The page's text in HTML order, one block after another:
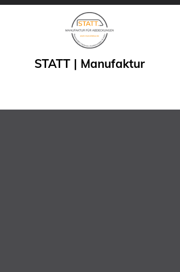
Zum
STATT | Manufaktur